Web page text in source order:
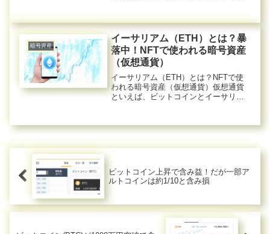
て今回は、調べたことを書きます。結
論から書くとSANDは...
暗号資産
イーサリアム（ETH）とは？暴
落中！NFTで使われる暗号資産
（仮想通貨）
イーサリアム（ETH）とは？NFTで使
われる暗号資産（仮想通貨）仮想通貨
といえば、ビットコインとイーサリア
す。私に中の知識では、イーサリアム
ビットコイン上昇で含み益！だが一部ア
ルトコインは約1/10と含み損